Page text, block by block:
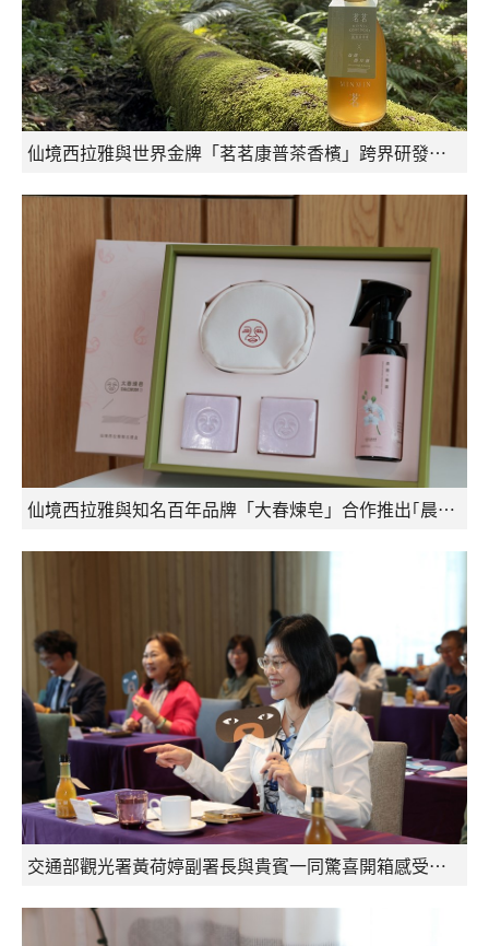
仙境西拉雅與世界金牌「茗茗康普茶香檳」跨界研發東山柴燒龍眼風味新潮飲品
仙境西拉雅與知名百年品牌「大春煉皂」合作推出｢晨霧蘭露聯名禮盒」
交通部觀光署黃荷婷副署長與貴賓一同驚喜開箱感受仙境西拉雅旅遊新境界